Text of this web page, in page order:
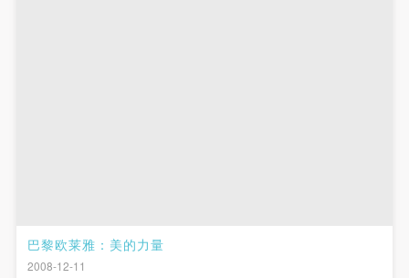
巴黎欧莱雅：美的力量
2008-12-11